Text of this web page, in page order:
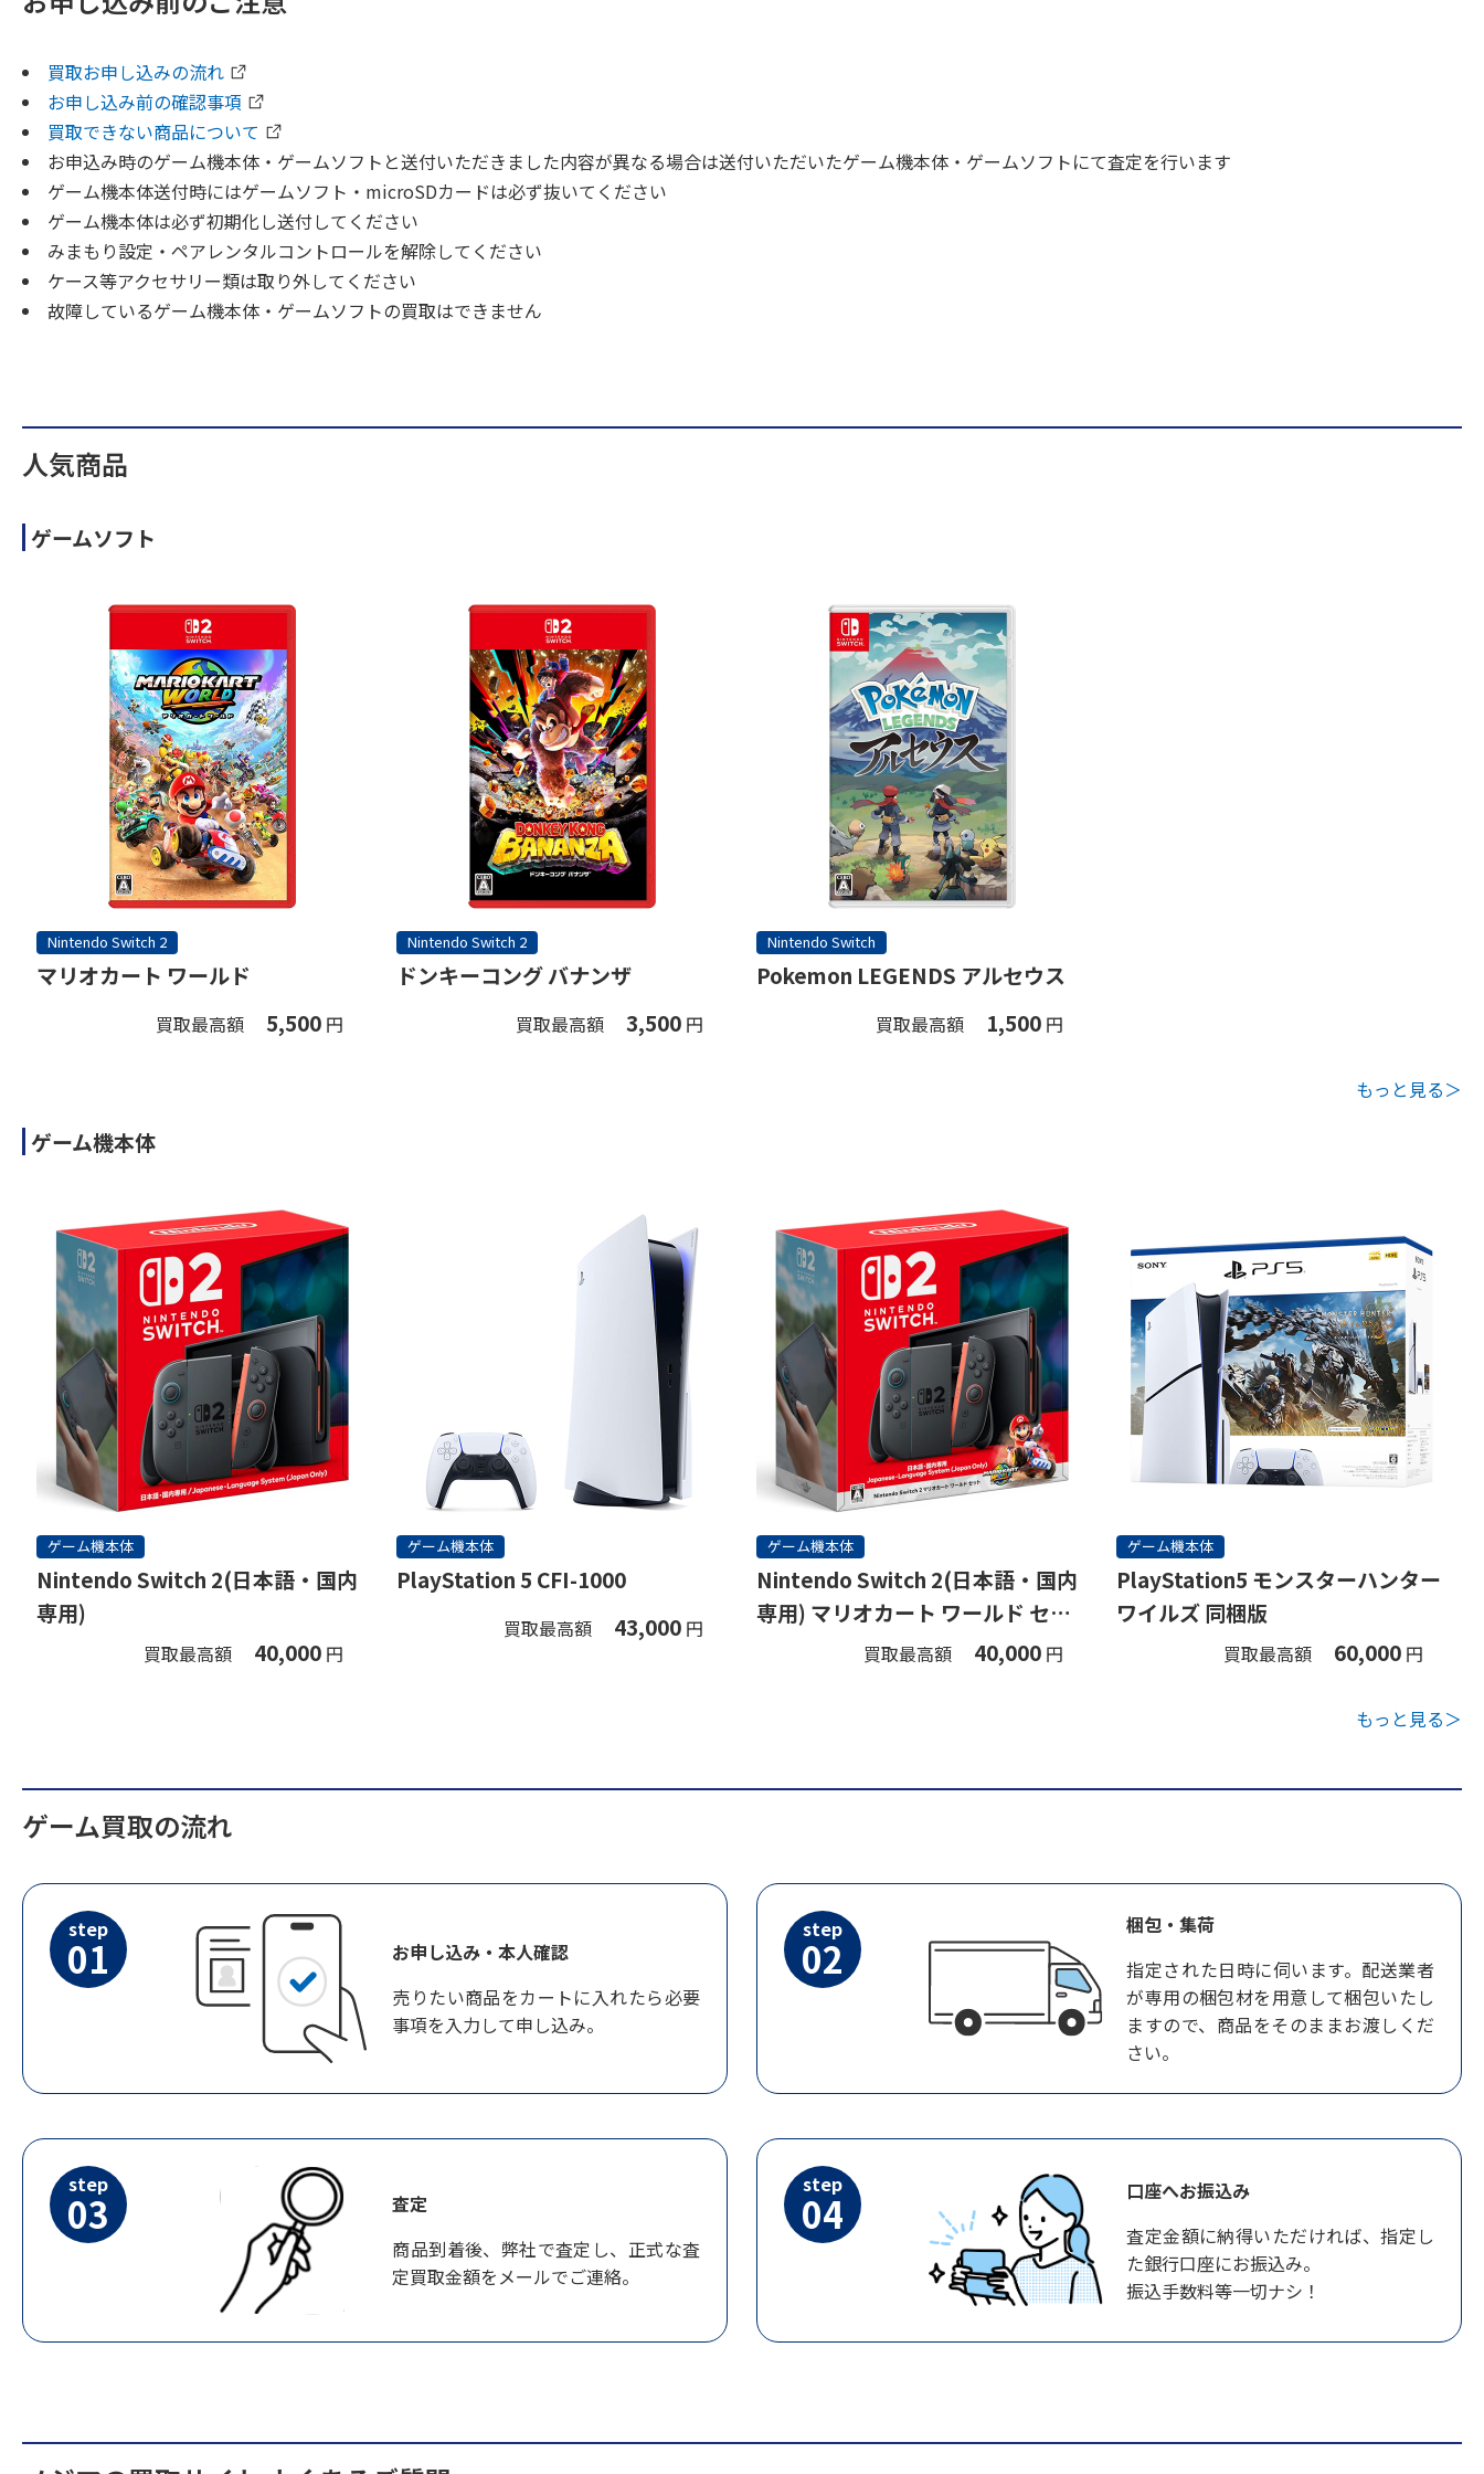
買取お申し込みの流れ
お申し込み前の確認事項
買取できない商品について
お申込み時のゲーム機本体・ゲームソフトと送付いただきました内容が異なる場合は送付いただいたゲーム機本体・ゲームソフトにて査定を行います
ゲーム機本体送付時にはゲームソフト・microSDカードは必ず抜いてください
ゲーム機本体は必ず初期化し送付してください
みまもり設定・ペアレンタルコントロールを解除してください
ケース等アクセサリー類は取り外してください
故障しているゲーム機本体・ゲームソフトの買取はできません
人気商品
ゲームソフト
Nintendo Switch 2
マリオカート ワールド
買取最高額 5,500 円
Nintendo Switch 2
ドンキーコング バナンザ
買取最高額 3,500 円
Nintendo Switch
Pokemon LEGENDS アルセウス
買取最高額 1,500 円
もっと見る＞
ゲーム機本体
ゲーム機本体
Nintendo Switch 2(日本語・国内
専用)
買取最高額 40,000 円
ゲーム機本体
PlayStation 5 CFI-1000
買取最高額 43,000 円
ゲーム機本体
Nintendo Switch 2(日本語・国内
専用) マリオカート ワールド セッ
買取最高額 40,000 円
ゲーム機本体
PlayStation5 モンスターハンター
ワイルズ 同梱版
買取最高額 60,000 円
もっと見る＞
ゲーム買取の流れ
step
01
お申し込み・本人確認
売りたい商品をカートに入れたら必要
事項を入力して申し込み。
step
02
梱包・集荷
指定された日時に伺います。配送業者
が専用の梱包材を用意して梱包いたし
ますので、商品をそのままお渡しくだ
さい。
step
03
査定
商品到着後、弊社で査定し、正式な査
定買取金額をメールでご連絡。
step
04
口座へお振込み
査定金額に納得いただければ、指定し
た銀行口座にお振込み。
振込手数料等一切ナシ！